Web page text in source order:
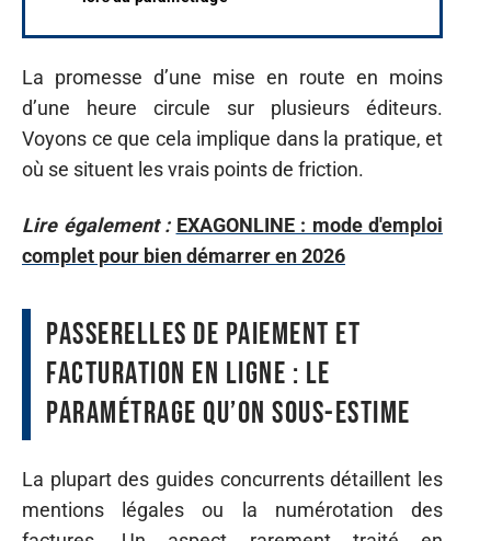
La promesse d’une mise en route en moins
d’une heure circule sur plusieurs éditeurs.
Voyons ce que cela implique dans la pratique, et
où se situent les vrais points de friction.
Lire également : EXAGONLINE : mode d'emploi
complet pour bien démarrer en 2026
Passerelles de paiement et
facturation en ligne : le
paramétrage qu’on sous-estime
La plupart des guides concurrents détaillent les
mentions légales ou la numérotation des